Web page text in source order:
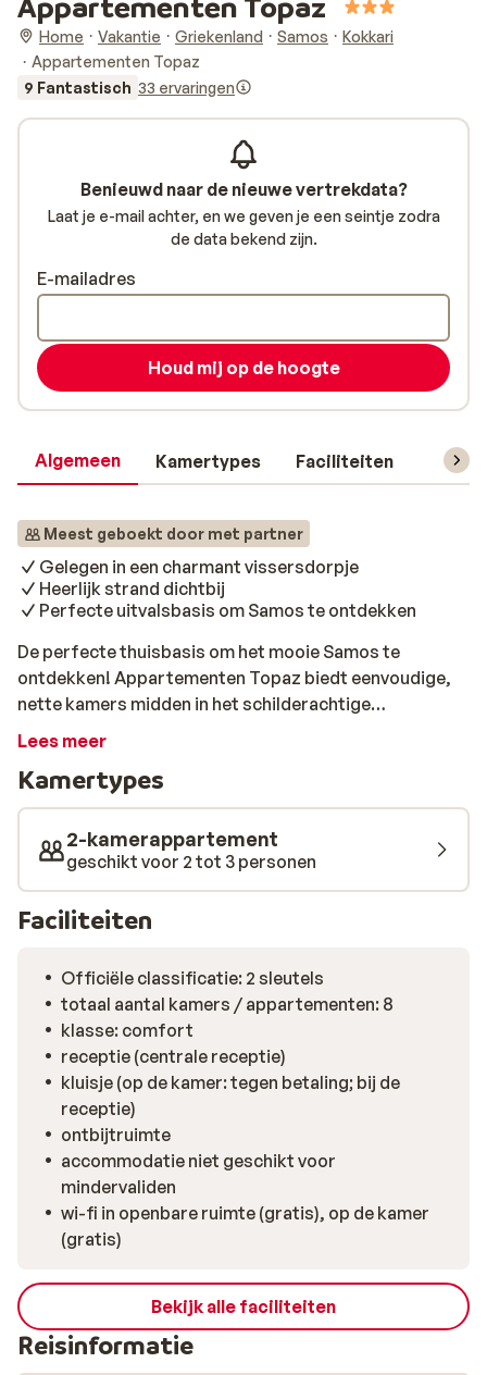
Home Vakantie Griekenland Samos
Kokkari
Appartementen Topaz
9 Fantastisch 33 ervaringen
Algemeen Kamertypes Faciliteiten
Meest geboekt door met partner
Gelegen in een charmant vissersdorpje
Heerlijk strand dichtbij
Perfecte uitvalsbasis om Samos te ontdekken
De perfecte thuisbasis om het mooie Samos te
ontdekken! Appartementen Topaz biedt eenvoudige,
nette kamers midden in het schilderachtige
vissersdorpje Kokkari. Dit kleinschalige complex wordt
vriendelijke eigenaar. Iedereen voelt zich direct
welkom! De dagen breng je door op het heerlijke
strand, waarna je aan de kade gezellig kunt eten bij één
van de vele restaurantjes. Ga ook eens een dagje naar
het nabijgelegen Samos-Stad, met de auto of de taxi
ben je er zo.
Lees meer
Kamertypes
2-kamerappartement
geschikt voor 2 tot 3 personen
Faciliteiten
Officiële classificatie: 2 sleutels
totaal aantal kamers / appartementen: 8
klasse: comfort
receptie (centrale receptie)
kluisje (op de kamer: tegen betaling; bij de
receptie)
ontbijtruimte
accommodatie niet geschikt voor
mindervaliden
wi-fi in openbare ruimte (gratis), op de kamer
(gratis)
Bekijk alle faciliteiten
Reisinformatie
Benieuwd naar de nieuwe vertrekdata?
Laat je e-mail achter, en we geven je een seintje zodra
de data bekend zijn.
E-mailadres
Houd mij op de hoogte